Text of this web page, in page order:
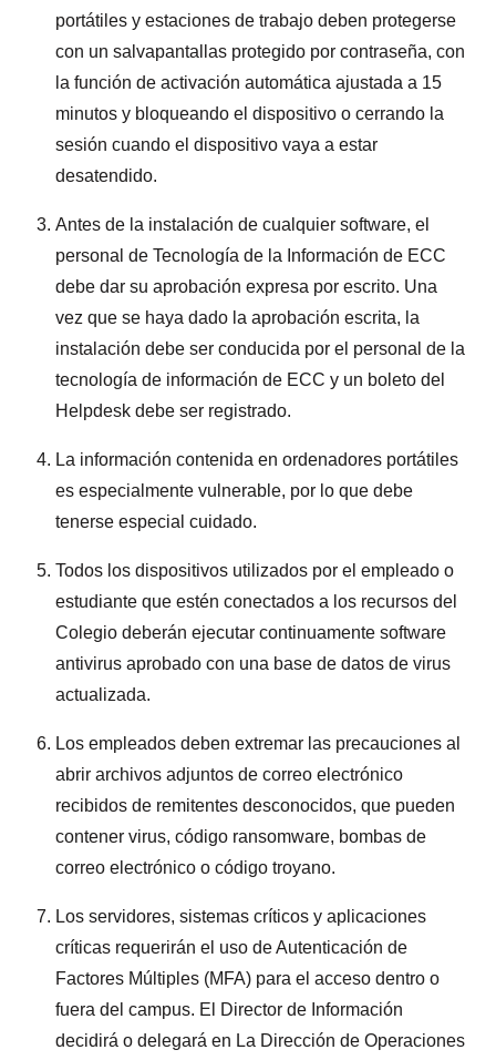
portátiles y estaciones de trabajo deben protegerse
con un salvapantallas protegido por contraseña, con
la función de activación automática ajustada a 15
minutos y bloqueando el dispositivo o cerrando la
sesión cuando el dispositivo vaya a estar
desatendido.
Antes de la instalación de cualquier software, el
personal de Tecnología de la Información de ECC
debe dar su aprobación expresa por escrito. Una
vez que se haya dado la aprobación escrita, la
instalación debe ser conducida por el personal de la
tecnología de información de ECC y un boleto del
Helpdesk debe ser registrado.
La información contenida en ordenadores portátiles
es especialmente vulnerable, por lo que debe
tenerse especial cuidado.
Todos los dispositivos utilizados por el empleado o
estudiante que estén conectados a los recursos del
Colegio deberán ejecutar continuamente software
antivirus aprobado con una base de datos de virus
actualizada.
Los empleados deben extremar las precauciones al
abrir archivos adjuntos de correo electrónico
recibidos de remitentes desconocidos, que pueden
contener virus, código ransomware, bombas de
correo electrónico o código troyano.
Los servidores, sistemas críticos y aplicaciones
críticas requerirán el uso de Autenticación de
Factores Múltiples (MFA) para el acceso dentro o
fuera del campus. El Director de Información
decidirá o delegará en La Dirección de Operaciones